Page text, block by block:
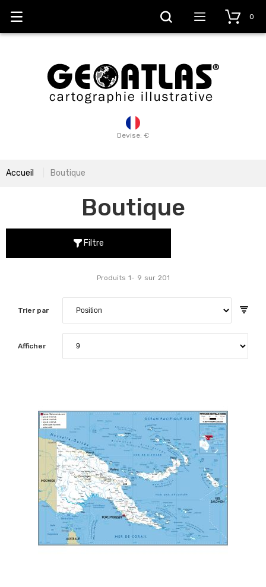
Devise: €
0
Accueil Boutique
Boutique
Filtre
Trier par
Produits 1- 9 sur 201
Afficher